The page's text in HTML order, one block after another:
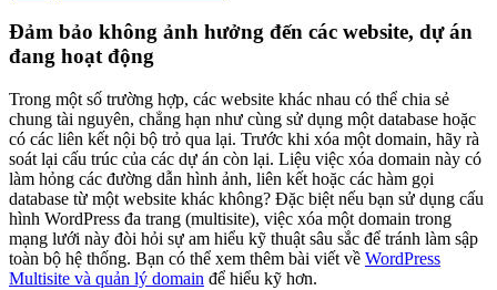
Đảm bảo không ảnh hưởng đến các website, dự án
đang hoạt động
Trong một số trường hợp, các website khác nhau có thể chia sẻ
chung tài nguyên, chẳng hạn như cùng sử dụng một database hoặc
có các liên kết nội bộ trỏ qua lại. Trước khi xóa một domain, hãy rà
soát lại cấu trúc của các dự án còn lại. Liệu việc xóa domain này có
làm hỏng các đường dẫn hình ảnh, liên kết hoặc các hàm gọi
database từ một website khác không? Đặc biệt nếu bạn sử dụng cấu
hình WordPress đa trang (multisite), việc xóa một domain trong
mạng lưới này đòi hỏi sự am hiểu kỹ thuật sâu sắc để tránh làm sập
toàn bộ hệ thống. Bạn có thể xem thêm bài viết về WordPress
Multisite và quản lý domain để hiểu kỹ hơn.